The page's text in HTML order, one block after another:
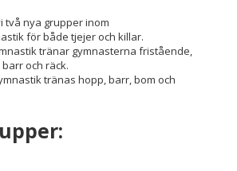
två nya grupper inom
för både tjejer och killar.
tränar gymnasterna fristående,
och räck.
tränas hopp, barr, bom och